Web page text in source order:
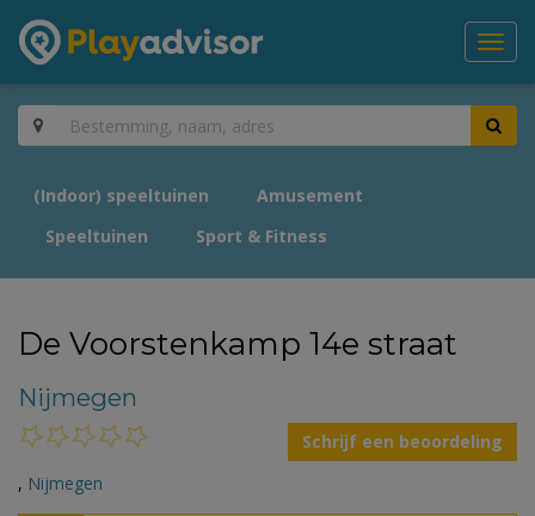
(Indoor) speeltuinen
Amusement
Speeltuinen
Sport & Fitness
De Voorstenkamp 14e straat
Nijmegen
Schrijf een beoordeling
, Nijmegen